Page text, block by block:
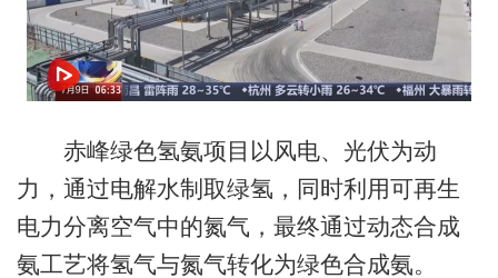
赤峰绿色氢氨项目以风电、光伏为动
力，通过电解水制取绿氢，同时利用可再生
电力分离空气中的氮气，最终通过动态合成
氨工艺将氢气与氮气转化为绿色合成氨。